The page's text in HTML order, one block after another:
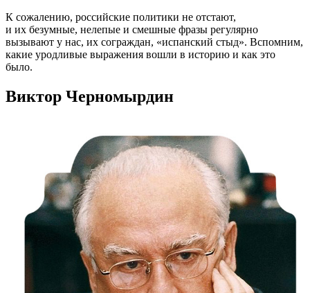
К сожалению, российские политики не отстают,
и их безумные, нелепые и смешные фразы регулярно
вызывают у нас, их сограждан, «испанский стыд». Вспомним,
какие уродливые выражения вошли в историю и как это
было.
Виктор Черномырдин